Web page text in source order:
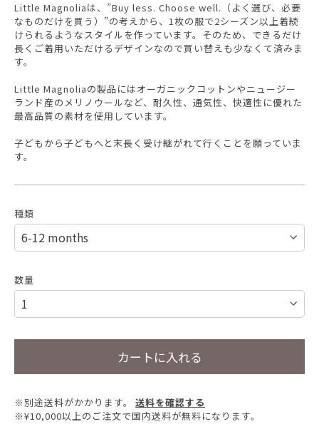
Little Magnoliaは、”Buy less. Choose well.（よく選び、必要
なものだけを買う）”の考えから、1枚の服で2シーズン以上着続
けられるようなスタイルを作っています。そのため、できるだけ
長くご着用いただけるデザインなので買い替えも少なくて済みま
す。
Little Magnoliaの製品にはオーガニックコットンやニュージー
ランド産のメリノウールなど、耐久性、通気性、快適性に優れた
最高品質の素材を使用しています。
子どもから子どもへと末長く受け継がれて行くことを願っていま
す。
種類
数量
カートに入れる
※別途送料がかかります。
送料を確認する
※¥10,000以上のご注文で国内送料が無料になります。